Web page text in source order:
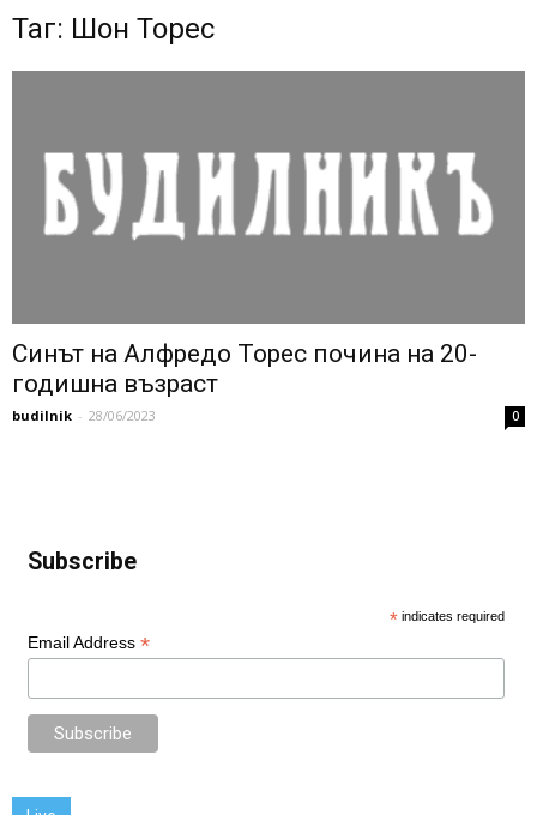
Таг: Шон Торес
Синът на Алфредо Торес почина на 20-
годишна възраст
budilnik - 28/06/2023 0
Subscribe
* indicates required
Email Address *